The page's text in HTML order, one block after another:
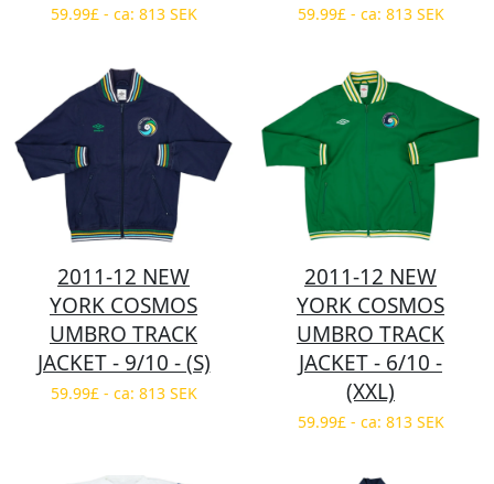
59.99£ - ca: 813 SEK 59.99£ - ca: 813 SEK
2011-12 NEW
YORK COSMOS
UMBRO TRACK
JACKET - 9/10 - (S)
59.99£ - ca: 813 SEK
2011-12 NEW
YORK COSMOS
UMBRO TRACK
JACKET - 6/10 -
(XXL)
59.99£ - ca: 813 SEK